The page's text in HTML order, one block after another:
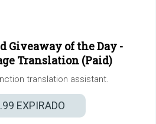
Giveaway of the Day -
Translation (Paid)
translation assistant.
EXPIRADO